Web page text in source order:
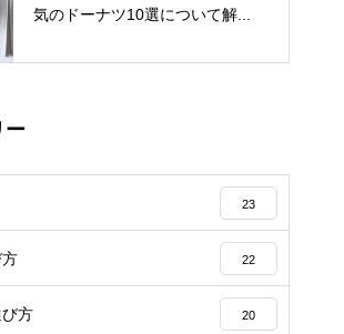
気のドーナツ10選について解...
ー
23
22
方 20